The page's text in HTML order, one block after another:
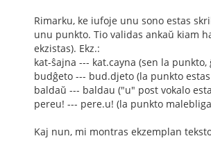
Rimarku, ke iufoje unu sono estas
unu punkto. Tio validas ankaŭ kiam
ekzistas). Ekz.:
kat-ŝajna --- kat.cayna (sen la
budĝeto --- bud.djeto (la punkto
baldaŭ --- baldau ("u" post vokalo
pereu! --- pere.u! (la punkto
Kaj nun, mi montras ekzemplan